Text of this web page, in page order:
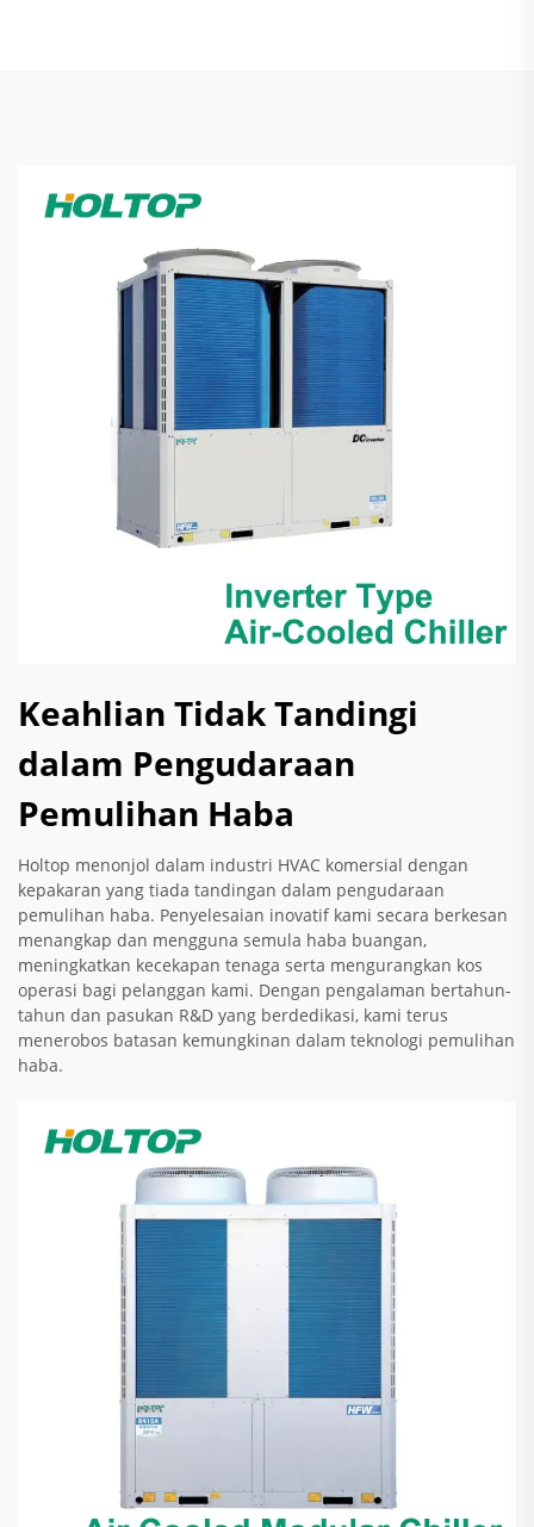
Keahlian Tidak Tandingi
dalam Pengudaraan
Pemulihan Haba
Holtop menonjol dalam industri HVAC komersial dengan
kepakaran yang tiada tandingan dalam pengudaraan
pemulihan haba. Penyelesaian inovatif kami secara berkesan
menangkap dan mengguna semula haba buangan,
meningkatkan kecekapan tenaga serta mengurangkan kos
operasi bagi pelanggan kami. Dengan pengalaman bertahun-
tahun dan pasukan R&D yang berdedikasi, kami terus
menerobos batasan kemungkinan dalam teknologi pemulihan
haba.